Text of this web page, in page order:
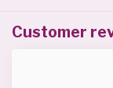
Customer